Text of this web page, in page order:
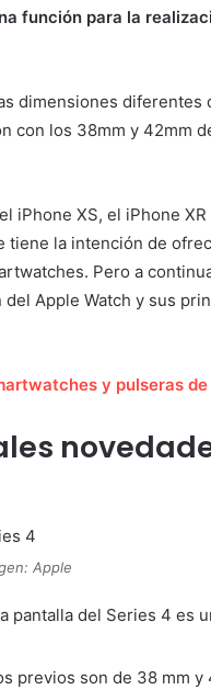
función para la
dimensiones diferentes
con los 38mm y 42mm
iPhone XS, el iPhone XR
tiene la intención de
Pero a
Apple Watch y sus
y pulseras
Apple
pantalla del Series 4 es
previos son de 38 mm y